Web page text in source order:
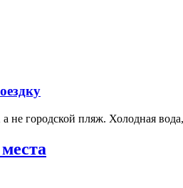
не городской пляж. Холодная